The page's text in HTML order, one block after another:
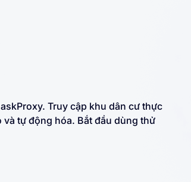
Truy cập khu dân cư thực
và tự động hóa. Bắt đầu dùng thử